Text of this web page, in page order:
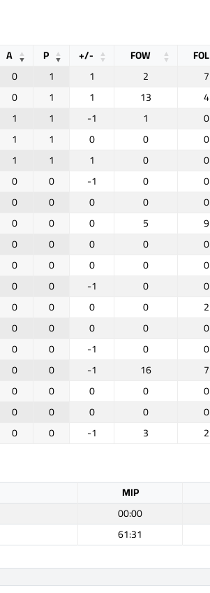
A P +/- FOW FOL
0 1 1 2 7
0 1 1 13 4
1 1 -1 1 0
1 1 0 0 0
1 1 1 0 0
0 0 -1 0 0
0 0 0 0 0
0 0 0 5 9
0 0 0 0 0
0 0 0 0 0
0 0 -1 0 0
0 0 0 0 2
0 0 0 0 0
0 0 -1 0 0
0 0 -1 16 7
0 0 0 0 0
0 0 0 0 0
0 0 -1 3 2
MIP
00:00
61:31